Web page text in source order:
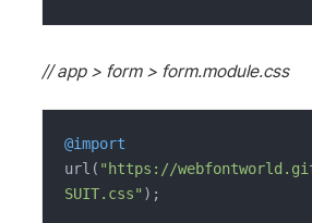
// app > form > form.module.css
@import
url( "https://
SUIT.css" );